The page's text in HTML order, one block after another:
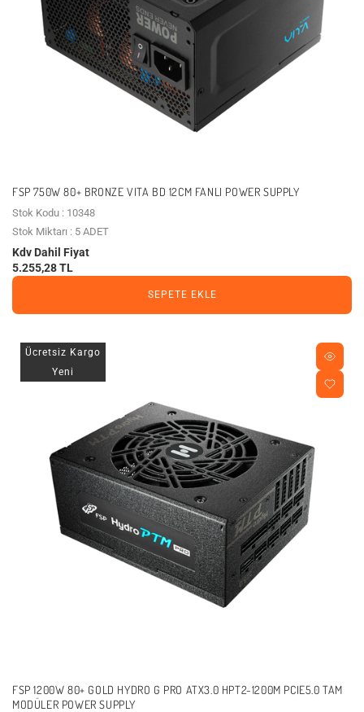
FSP 750W 80+ BRONZE VITA BD 12CM FANLI POWER SUPPLY
Stok Kodu : 10348
Stok Miktarı : 5 ADET
Kdv Dahil Fiyat
5.255,28 TL
SEPETE EKLE
Ücretsiz Kargo
Yeni
FSP 1200W 80+ GOLD HYDRO G PRO ATX3.0 HPT2-1200M PCIE5.0 TAM
MODÜLER POWER SUPPLY